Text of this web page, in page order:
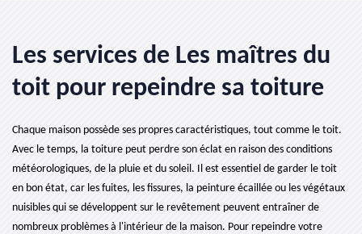
Les services de Les maîtres du
toit pour repeindre sa toiture
Chaque maison possède ses propres caractéristiques, tout comme le toit.
Avec le temps, la toiture peut perdre son éclat en raison des conditions
météorologiques, de la pluie et du soleil. Il est essentiel de garder le toit
en bon état, car les fuites, les fissures, la peinture écaillée ou les végétaux
nuisibles qui se développent sur le revêtement peuvent entraîner de
nombreux problèmes à l'intérieur de la maison. Pour repeindre votre